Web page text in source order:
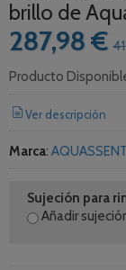
brillo de
287,98 €
Producto
Ver descripción
Marca:
Sujeción para
Añadir